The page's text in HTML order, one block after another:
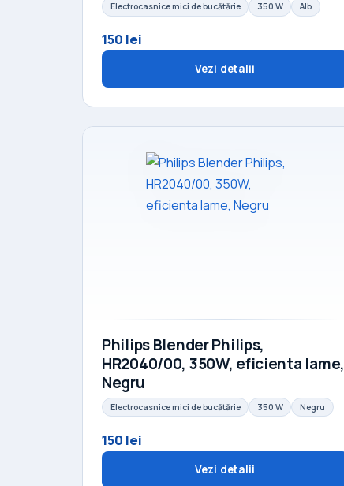
Electrocasnice mici de bucătărie 350 W Alb
150 lei
Vezi detalii
Philips Blender Philips,
HR2040/00, 350W, eficienta lame,
Negru
Electrocasnice mici de bucătărie 350 W Negru
150 lei
Vezi detalii